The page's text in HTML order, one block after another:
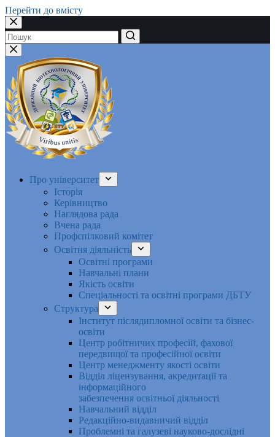
Перейти до вмісту
Немає
результатів
Про університет
Історія
Керівництво
Наглядова рада
Вчена рада
Профспілковий комітет
Освітня діяльність
Освітні програми
Навчальні плани
Якість освіти
Спеціальності та освітні програми ДБТУ
Структура
Інститут післядипломної освіти та бізнес-
освіти
Центр робітничих професій, фахової
передвищої та професійної освіти
Центр менеджменту якості освіти
Відділ ліцензування, акредитації та
інформаційного
забезпечення освітньої діяльності
Навчальний відділ
Редакційно-видавничий відділ
Проблемні та галузеві науково-дослідні